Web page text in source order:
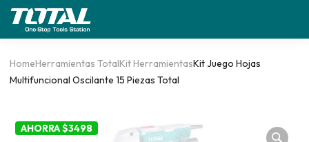
HomeHerramientas TotalKit HerramientasKit Juego Hojas
Multifuncional Oscilante 15 Piezas Total
AHORRA $3498